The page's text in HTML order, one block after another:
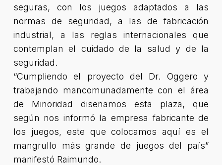
seguras, con los juegos adaptados a las
normas de seguridad, a las de fabricación
industrial, a las reglas internacionales que
contemplan el cuidado de la salud y de la
seguridad.
“Cumpliendo el proyecto del Dr. Oggero y
trabajando mancomunadamente con el área
de Minoridad diseñamos esta plaza, que
según nos informó la empresa fabricante de
los juegos, este que colocamos aquí es el
mangrullo más grande de juegos del país”
manifestó Raimundo.